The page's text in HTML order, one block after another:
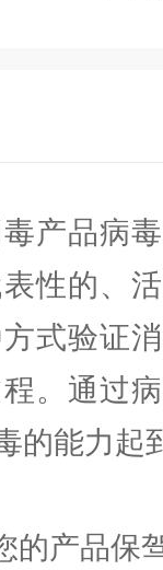
产品病
性的、
式验证
。通过
的能力起
的产品保